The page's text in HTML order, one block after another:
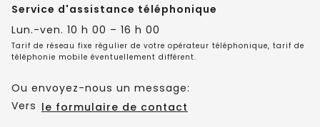
Service d'assistance téléphonique
Lun.-ven. 10 h 00 – 16 h 00
Tarif de réseau fixe régulier de votre opérateur téléphonique, tarif de
téléphonie mobile éventuellement différent.
Ou envoyez-nous un message:
Vers le formulaire de contact